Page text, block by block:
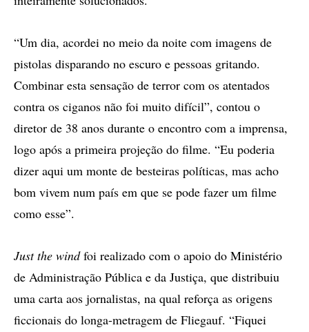
“Um dia, acordei no meio da noite com imagens de
pistolas disparando no escuro e pessoas gritando.
Combinar esta sensação de terror com os atentados
contra os ciganos não foi muito difícil”, contou o
diretor de 38 anos durante o encontro com a imprensa,
logo após a primeira projeção do filme. “Eu poderia
dizer aqui um monte de besteiras políticas, mas acho
bom vivem num país em que se pode fazer um filme
como esse”.
Just the windfoi realizado com o apoio do Ministério
de Administração Pública e da Justiça, que distribuiu
uma carta aos jornalistas, na qual reforça as origens
ficcionais do longa-metragem de Fliegauf. “Fiquei